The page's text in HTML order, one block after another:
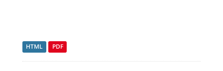
HTML PDF